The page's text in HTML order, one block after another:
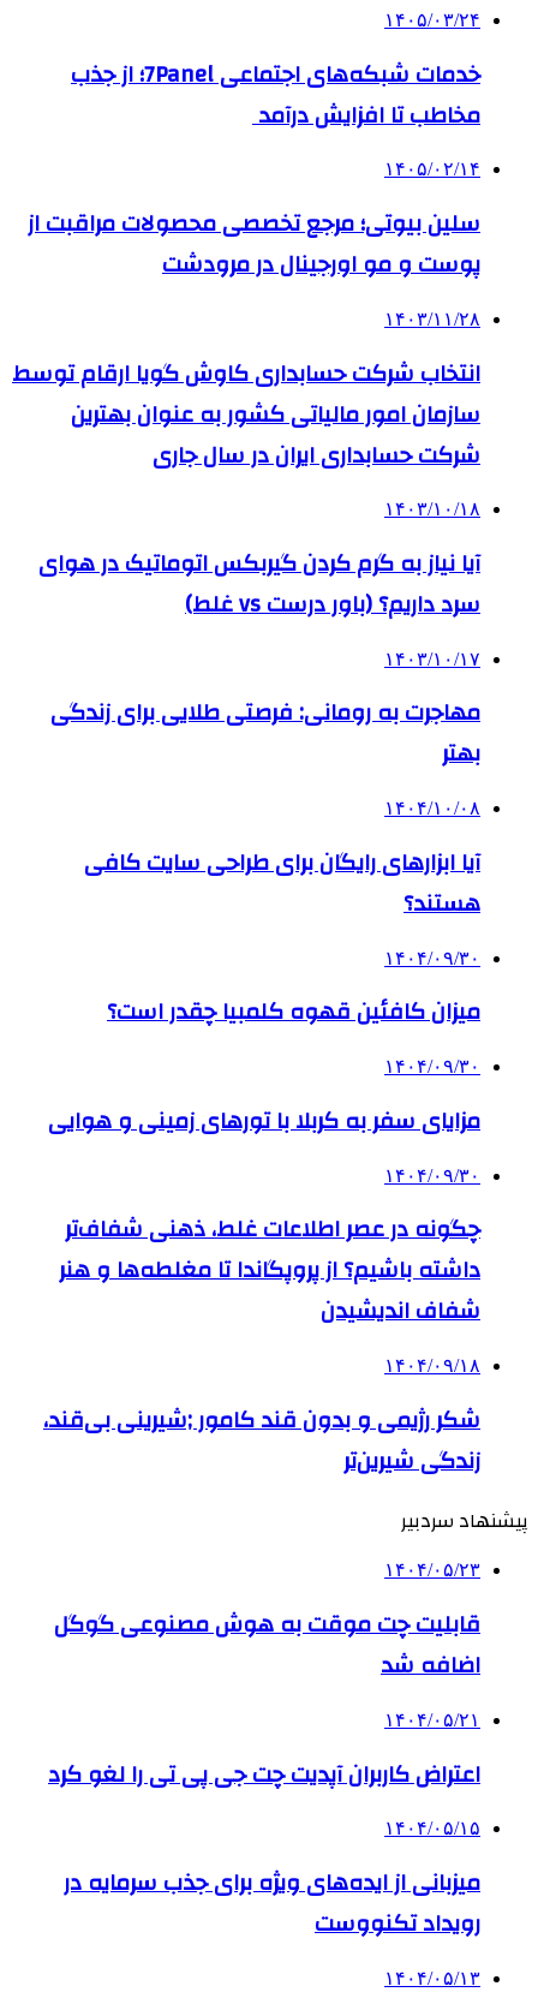
۱۴۰۵/۰۳/۲۴
خدمات شبکه‌های اجتماعی 7Panel؛ از جذب
مخاطب تا افزایش درآمد
۱۴۰۵/۰۲/۱۴
سلین بیوتی؛ مرجع تخصصی محصولات مراقبت از
پوست و مو اورجینال در مرودشت
۱۴۰۳/۱۱/۲۸
انتخاب شرکت حسابداری کاوش گویا ارقام توسط
سازمان امور مالیاتی کشور به عنوان بهترین
شرکت حسابداری ایران در سال جاری
۱۴۰۳/۱۰/۱۸
آیا نیاز به گرم کردن گیربکس اتوماتیک در هوای
سرد داریم؟ (باور درست vs غلط)
۱۴۰۳/۱۰/۱۷
مهاجرت به رومانی: فرصتی طلایی برای زندگی
بهتر
۱۴۰۴/۱۰/۰۸
آیا ابزارهای رایگان برای طراحی سایت کافی
هستند؟
۱۴۰۴/۰۹/۳۰
میزان کافئین قهوه کلمبیا چقدر است؟
۱۴۰۴/۰۹/۳۰
مزایای سفر به کربلا با تورهای زمینی و هوایی
۱۴۰۴/۰۹/۳۰
چگونه در عصر اطلاعات غلط، ذهنی شفاف‌تر
داشته باشیم؟ از پروپگاندا تا مغلطه‌ها و هنر
شفاف اندیشیدن
۱۴۰۴/۰۹/۱۸
شکر رژیمی و بدون قند کامور ;شیرینی بی‌قند،
زندگی شیرین‌تر
پیشنهاد سردبیر
۱۴۰۴/۰۵/۲۳
قابلیت چت موقت به هوش مصنوعی گوگل
اضافه شد
۱۴۰۴/۰۵/۲۱
اعتراض کاربران آپدیت چت جی پی تی را لغو کرد
۱۴۰۴/۰۵/۱۵
میزبانی از ایده‌های ویژه برای جذب سرمایه در
رویداد تکنووست
۱۴۰۴/۰۵/۱۳